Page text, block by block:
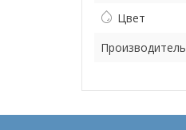
Цвет
Производитель